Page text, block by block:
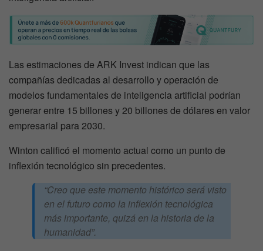
Las estimaciones de ARK Invest indican que las
compañías dedicadas al desarrollo y operación de
modelos fundamentales de inteligencia artificial podrían
generar entre 15 billones y 20 billones de dólares en valor
empresarial para 2030.
Winton calificó el momento actual como un punto de
inflexión tecnológico sin precedentes.
“Creo que este momento histórico será visto
en el futuro como la inflexión tecnológica
más importante, quizá en la historia de la
humanidad”.